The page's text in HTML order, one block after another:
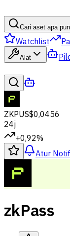
Cari aset apa
Watchlist
Alat
ZKPUS$0,0456
24j
+0,92%
Atur
zkPass